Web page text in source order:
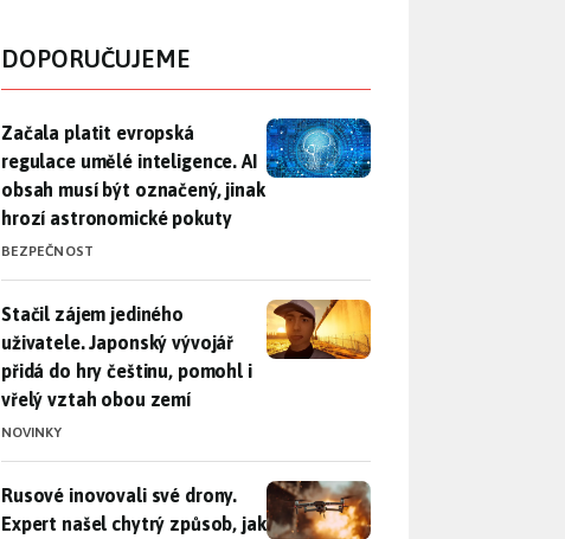
DOPORUČUJEME
Začala platit evropská regulace umělé inteligence. AI obsah
Začala platit evropská
regulace umělé inteligence. AI
obsah musí být označený, jinak
hrozí astronomické pokuty
BEZPEČNOST
Stačil zájem jediného uživatele. Japonský vývojář přidá do hry
Stačil zájem jediného
uživatele. Japonský vývojář
přidá do hry češtinu, pomohl i
vřelý vztah obou zemí
NOVINKY
Rusové inovovali své drony. Expert našel chytrý způsob, jak se
Rusové inovovali své drony.
Expert našel chytrý způsob, jak